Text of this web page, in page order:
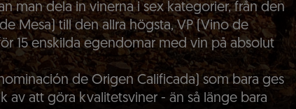
man dela in vinerna i sex kategorier, från den
Mesa) till den allra högsta, VP (Vino de
15 enskilda egendomar med vin på absolut
de Origen Calificada) som bara ges
av att göra kvalitetsviner - än så länge bara